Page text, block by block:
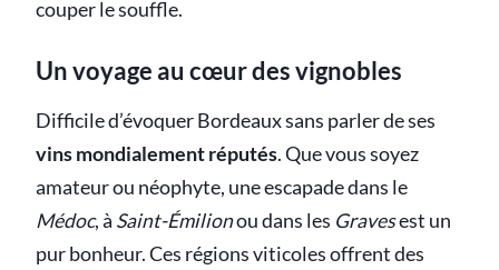
couper le souffle.
Un voyage au cœur des vignobles
Difficile d’évoquer Bordeaux sans parler de ses
vins mondialement réputés. Que vous soyez
amateur ou néophyte, une escapade dans le
Médoc, à Saint-Émilionou dans les Gravesest un
pur bonheur. Ces régions viticoles offrent des